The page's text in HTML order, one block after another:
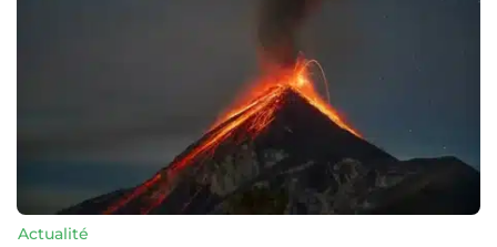
Actualité